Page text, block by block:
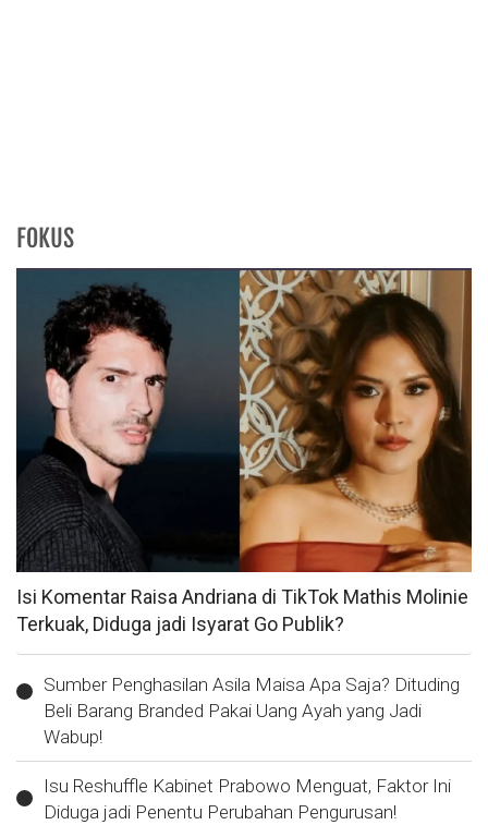
FOKUS
Isi Komentar Raisa Andriana di TikTok Mathis Molinie
Terkuak, Diduga jadi Isyarat Go Publik?
Sumber Penghasilan Asila Maisa Apa Saja? Dituding
Beli Barang Branded Pakai Uang Ayah yang Jadi
Wabup!
Isu Reshuffle Kabinet Prabowo Menguat, Faktor Ini
Diduga jadi Penentu Perubahan Pengurusan!